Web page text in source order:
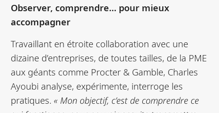
Observer, comprendre… pour mieux
accompagner
Travaillant en étroite collaboration avec une
dizaine d’entreprises, de toutes tailles, de la PME
aux géants comme Procter & Gamble, Charles
Ayoubi analyse, expérimente, interroge les
pratiques.« Mon objectif, c’est de comprendre ce